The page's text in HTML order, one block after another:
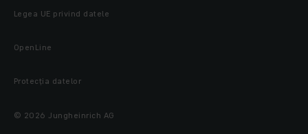
Legea UE privind datele
OpenLine
Protecţia datelor
© 2026 Jungheinrich AG